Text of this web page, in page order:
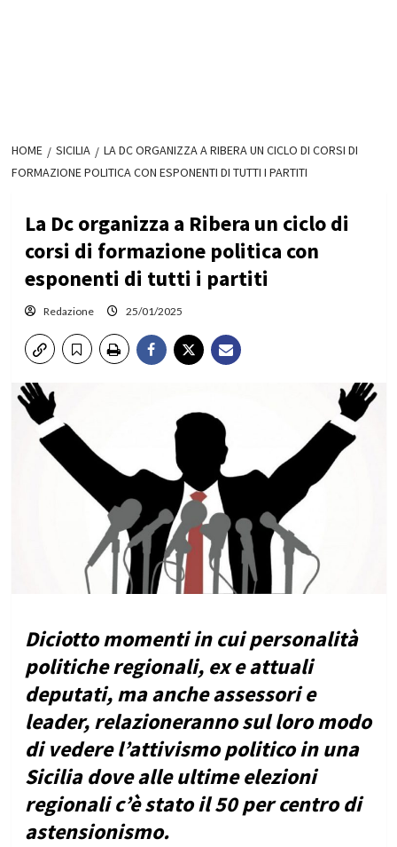
HOME SICILIA
LA DC ORGANIZZA A RIBERA UN CICLO DI CORSI DI
FORMAZIONE POLITICA CON ESPONENTI DI TUTTI I PARTITI
La Dc organizza a Ribera un ciclo di
corsi di formazione politica con
esponenti di tutti i partiti
Redazione 25/01/2025
Diciotto momenti in cui personalità
politiche regionali, ex e attuali
deputati, ma anche assessori e
leader, relazioneranno sul loro modo
di vedere l’attivismo politico in una
Sicilia dove alle ultime elezioni
regionali c’è stato il 50 per centro di
astensionismo.